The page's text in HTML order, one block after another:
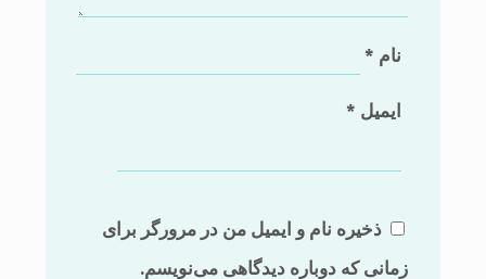
نام *
ایمیل *
ذخیره نام و ایمیل من در مرورگر برای
زمانی که دوباره دیدگاهی می‌نویسم.